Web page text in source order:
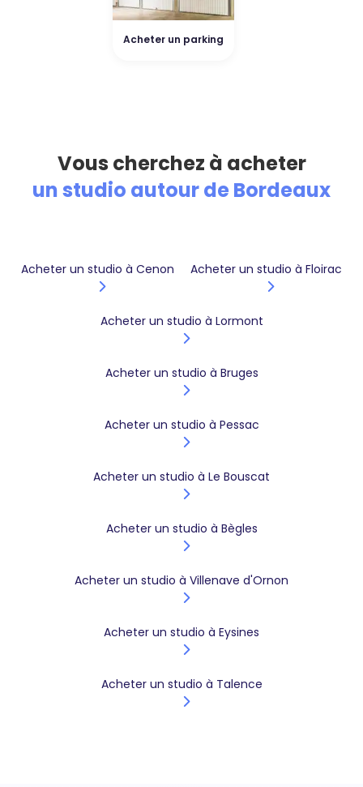
Acheter un parking
Vous cherchez à acheter
un studio autour de Bordeaux
Acheter un studio à Cenon Acheter un studio à Floirac
Acheter un studio à Lormont
Acheter un studio à Bruges
Acheter un studio à Pessac
Acheter un studio à Le Bouscat
Acheter un studio à Bègles
Acheter un studio à Villenave d'Ornon
Acheter un studio à Eysines
Acheter un studio à Talence